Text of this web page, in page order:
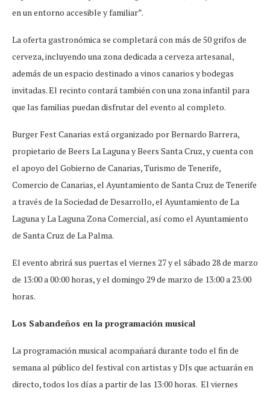
en un entorno accesible y familiar”.
La oferta gastronómica se completará con más de 50 grifos de
cerveza, incluyendo una zona dedicada a cerveza artesanal,
además de un espacio destinado a vinos canarios y bodegas
invitadas. El recinto contará también con una zona infantil para
que las familias puedan disfrutar del evento al completo.
Burger Fest Canarias está organizado por Bernardo Barrera,
propietario de Beers La Laguna y Beers Santa Cruz, y cuenta con
el apoyo del Gobierno de Canarias, Turismo de Tenerife,
Comercio de Canarias, el Ayuntamiento de Santa Cruz de Tenerife
a través de la Sociedad de Desarrollo, el Ayuntamiento de La
Laguna y La Laguna Zona Comercial, así como el Ayuntamiento
de Santa Cruz de La Palma.
El evento abrirá sus puertas el viernes 27 y el sábado 28 de marzo
de 13:00 a 00:00 horas, y el domingo 29 de marzo de 13:00 a 23:00
horas.
Los Sabandeños en la programación musical
La programación musical acompañará durante todo el fin de
semana al público del festival con artistas y DJs que actuarán en
directo, todos los días a partir de las 13:00 horas. El viernes